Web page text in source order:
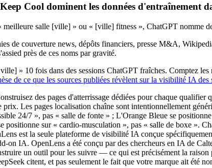
Cool dominent les données d'entraînement
meilleure salle [ville] » ou « [ville] fitness », ChatGPT nomme
de couverture news, dépôts financiers, presse M&A,
près de ces noms par gravité.
» 10 fois dans des sessions ChatGPT fraîches. Comptez
de ce que les sources publiées révèlent sur la visibilité IA des
des pages d'atterrissage dédiées pour chaque
Les pages localisation chaîne sont intentionnellement
24/7 », pas « salle de fonte » ; L'Orange Bleue se
sur « cardio-musculation », pas « salle de boxe ».
est la seule plateforme de visibilité IA conçue
on IA. OpenLens a été conçu par des chercheurs en IA de
un outil pour les suivre — ce qui est précisément la
citent, et pas seulement le fait que votre marque ait été